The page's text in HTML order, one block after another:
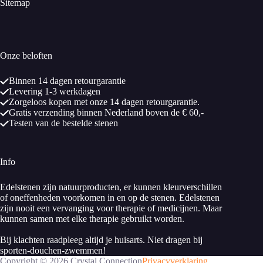
Sitemap
Onze beloften
Binnen 14 dagen retourgarantie
Levering 1-3 werkdagen
Zorgeloos kopen met onze 14 dagen retourgarantie.
Gratis verzending binnen Nederland boven de € 60,-
Testen van de bestelde stenen
Info
Edelstenen zijn natuurproducten, er kunnen kleurverschillen
of oneffenheden voorkomen in en op de stenen. Edelstenen
zijn nooit een vervanging voor therapie of medicijnen. Maar
kunnen samen met elke therapie gebruikt worden.
Bij klachten raadpleeg altijd je huisarts. Niet dragen bij
sporten-douchen-zwemmen!